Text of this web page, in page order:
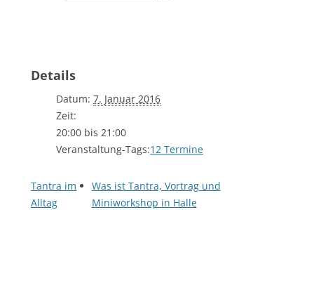
Details
Datum: 7. Januar 2016
Zeit:
20:00 bis 21:00
Veranstaltung-Tags:12 Termine
Tantra im
Alltag
Was ist Tantra, Vortrag und
Miniworkshop in Halle